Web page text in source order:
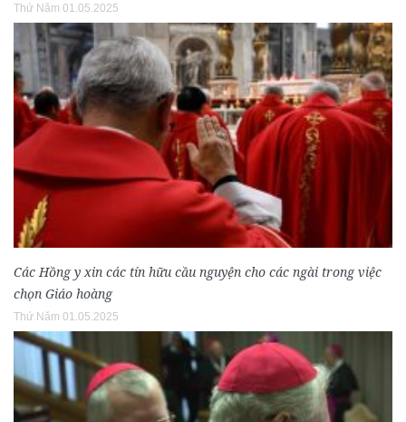
Thứ Năm 01.05.2025
Các Hồng y xin các tín hữu cầu nguyện cho các ngài trong việc
chọn Giáo hoàng
Thứ Năm 01.05.2025